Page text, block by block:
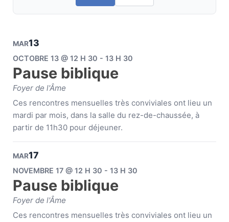
MAR13
OCTOBRE 13 @ 12 H 30 - 13 H 30
Pause biblique
Foyer de l'Âme
Ces rencontres mensuelles très conviviales ont lieu un
mardi par mois, dans la salle du rez-de-chaussée, à
partir de 11h30 pour déjeuner.
MAR17
NOVEMBRE 17 @ 12 H 30 - 13 H 30
Pause biblique
Foyer de l'Âme
Ces rencontres mensuelles très conviviales ont lieu un